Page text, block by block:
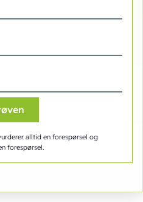
alltid en forespørsel og
forespørsel.